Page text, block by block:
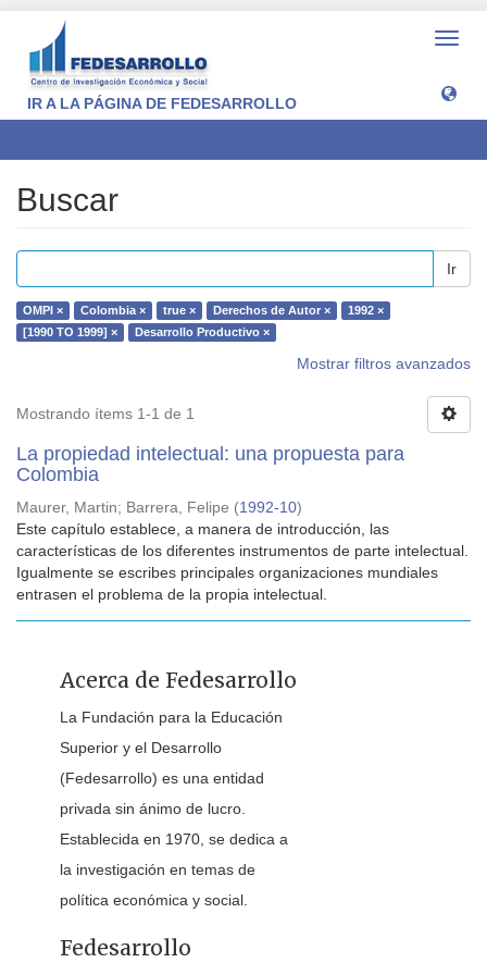
IR A LA PÁGINA DE FEDESARROLLO
Buscar
Ir
OMPI × Colombia × true × Derechos de Autor ×
1992 ×
[1990 TO 1999] ×
Desarrollo Productivo ×
Mostrar filtros avanzados
Mostrando ítems 1-1 de 1
La propiedad intelectual: una propuesta para
Colombia
Maurer, Martin; Barrera, Felipe (1992-10)
Este capítulo establece, a manera de introducción, las
características de los diferentes instrumentos de parte intelectual.
Igualmente se escribes principales organizaciones mundiales
entrasen el problema de la propia intelectual.
Acerca de Fedesarrollo
La Fundación para la Educación
Superior y el Desarrollo
(Fedesarrollo) es una entidad
privada sin ánimo de lucro.
Establecida en 1970, se dedica a
la investigación en temas de
política económica y social.
Fedesarrollo